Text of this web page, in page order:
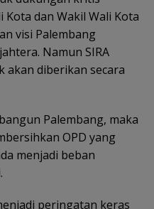
dan Wakil Wali Kota
visi Palembang
Namun SIRA
akan diberikan secara
Palembang, maka
OPD yang
menjadi beban
peringatan keras